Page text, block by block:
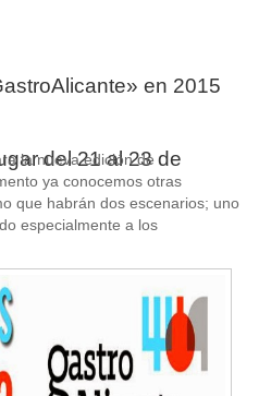
en 2015
del 21 al 23 de
la nueva edición de
ya conocemos otras
que habrán dos escenarios; uno
especialmente a los